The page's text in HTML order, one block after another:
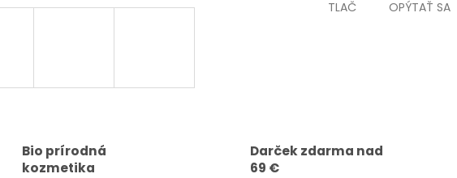
TLAČ OPÝTAŤ SA
Bio prírodná
kozmetika
Darček zdarma nad
69 €